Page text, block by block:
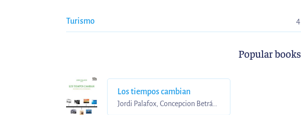
Turismo 4
Popular books
Los tiempos cambian
Jordi Palafox, Concepcion Betrán